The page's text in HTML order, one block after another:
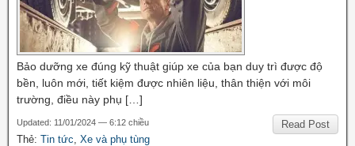
Bảo dưỡng xe đúng kỹ thuật giúp xe của bạn duy trì được độ
bền, luôn mới, tiết kiệm được nhiên liệu, thân thiện với môi
trường, điều này phụ […]
Read Post
Updated: 11/01/2024 — 6:12 chiều
Thẻ: Tin tức Xe và phụ tùng